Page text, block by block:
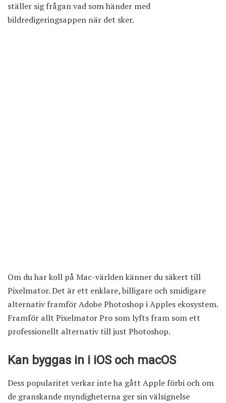
ställer sig frågan vad som händer med
bildredigeringsappen när det sker.
Om du har koll på Mac-världen känner du säkert till
Pixelmator. Det är ett enklare, billigare och smidigare
alternativ framför Adobe Photoshop i Apples ekosystem.
Framför allt Pixelmator Pro som lyfts fram som ett
professionellt alternativ till just Photoshop.
Kan byggas in i iOS och macOS
Dess popularitet verkar inte ha gått Apple förbi och om
de granskande myndigheterna ger sin välsignelse